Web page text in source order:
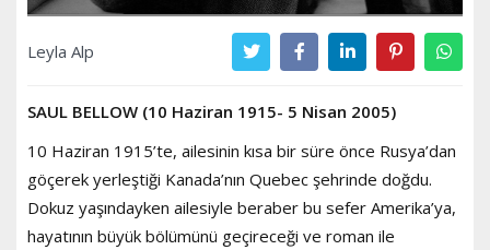
Leyla Alp
SAUL BELLOW (10 Haziran 1915- 5 Nisan 2005)
10 Haziran 1915’te, ailesinin kısa bir süre önce Rusya’dan
göçerek yerleştiği Kanada’nın Quebec şehrinde doğdu.
Dokuz yaşındayken ailesiyle beraber bu sefer Amerika’ya,
hayatının büyük bölümünü geçireceği ve roman ile